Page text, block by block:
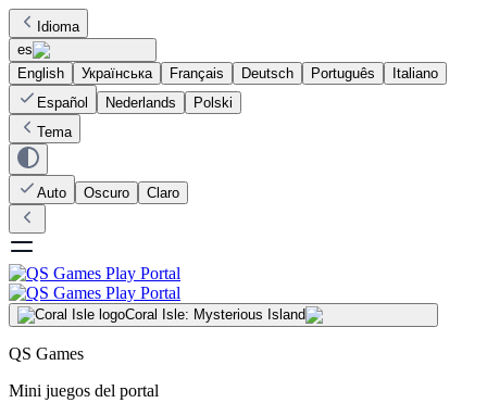
Idioma
es
English
Українська Français Deutsch Português
Italiano
Español
Nederlands
Polski
Tema
Auto Oscuro Claro
Coral Isle: Mysterious Island
QS Games
Mini juegos del portal